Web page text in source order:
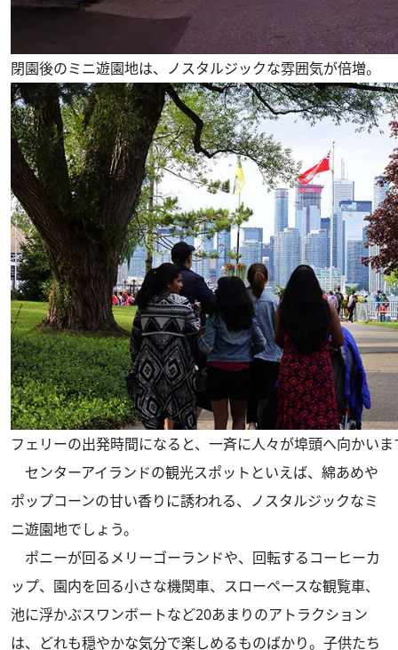
閉園後のミニ遊園地は、ノスタルジックな雰囲気が倍増。
フェリーの出発時間になると、一斉に人々が埠頭へ向かいま
センターアイランドの観光スポットといえば、綿あめや
ポップコーンの甘い香りに誘われる、ノスタルジックなミ
ニ遊園地でしょう。
ポニーが回るメリーゴーランドや、回転するコーヒーカ
ップ、園内を回る小さな機関車、スローペースな観覧車、
池に浮かぶスワンボートなど20あまりのアトラクション
は、どれも穏やかな気分で楽しめるものばかり。子供たち